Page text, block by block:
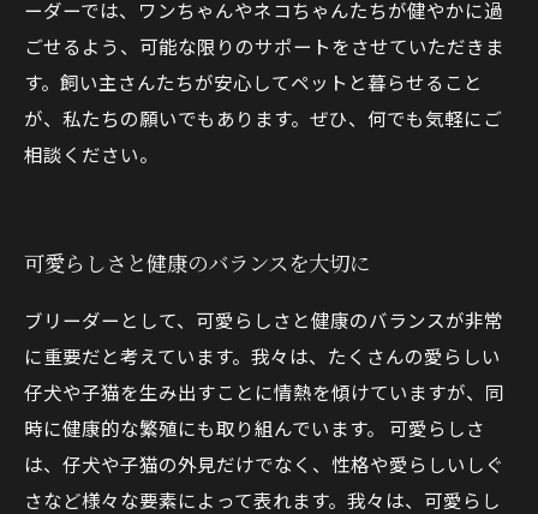
ーダーでは、ワンちゃんやネコちゃんたちが健やかに過
ごせるよう、可能な限りのサポートをさせていただきま
す。飼い主さんたちが安心してペットと暮らせること
が、私たちの願いでもあります。ぜひ、何でも気軽にご
相談ください。
可愛らしさと健康のバランスを大切に
ブリーダーとして、可愛らしさと健康のバランスが非常
に重要だと考えています。我々は、たくさんの愛らしい
仔犬や子猫を生み出すことに情熱を傾けていますが、同
時に健康的な繁殖にも取り組んでいます。 可愛らしさ
は、仔犬や子猫の外見だけでなく、性格や愛らしいしぐ
さなど様々な要素によって表れます。我々は、可愛らし